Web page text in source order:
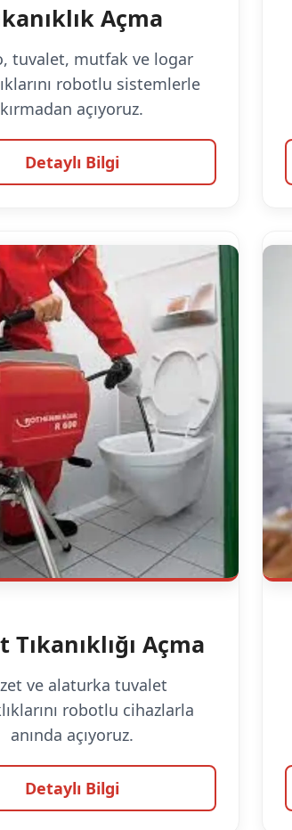
Açma
tuvalet, mutfak ve logar
robotlu sistemlerle
kırmadan açıyoruz.
Detaylı Bilgi
Tıkanıklığı Açma
ve alaturka tuvalet
robotlu cihazlarla
anında açıyoruz.
Detaylı Bilgi